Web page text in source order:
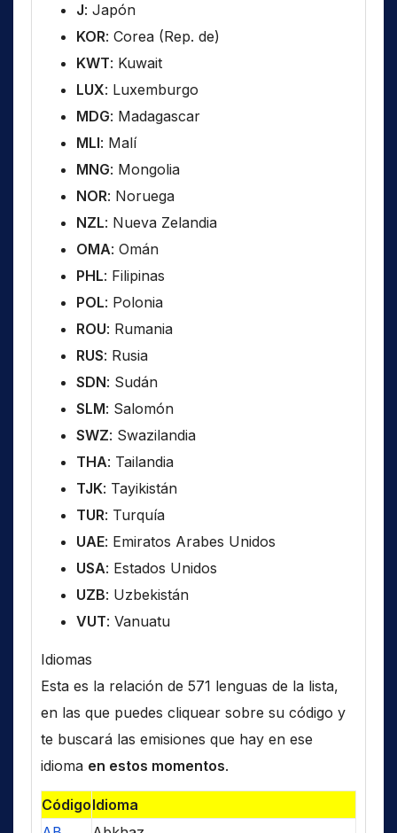
J: Japón
KOR: Corea (Rep. de)
KWT: Kuwait
LUX: Luxemburgo
MDG: Madagascar
MLI: Malí
MNG: Mongolia
NOR: Noruega
NZL: Nueva Zelandia
OMA: Omán
PHL: Filipinas
POL: Polonia
ROU: Rumania
RUS: Rusia
SDN: Sudán
SLM: Salomón
SWZ: Swazilandia
THA: Tailandia
TJK: Tayikistán
TUR: Turquía
UAE: Emiratos Arabes Unidos
USA: Estados Unidos
UZB: Uzbekistán
VUT: Vanuatu
Idiomas
Esta es la relación de 571 lenguas de la lista,
en las que puedes cliquear sobre su código y
te buscará las emisiones que hay en ese
idioma en estos momentos.
CódigoIdioma